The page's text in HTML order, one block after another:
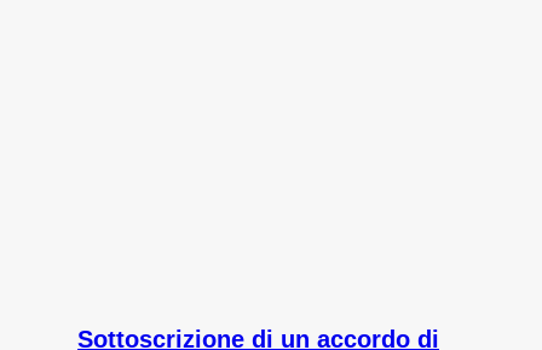
Sottoscrizione di un accordo di